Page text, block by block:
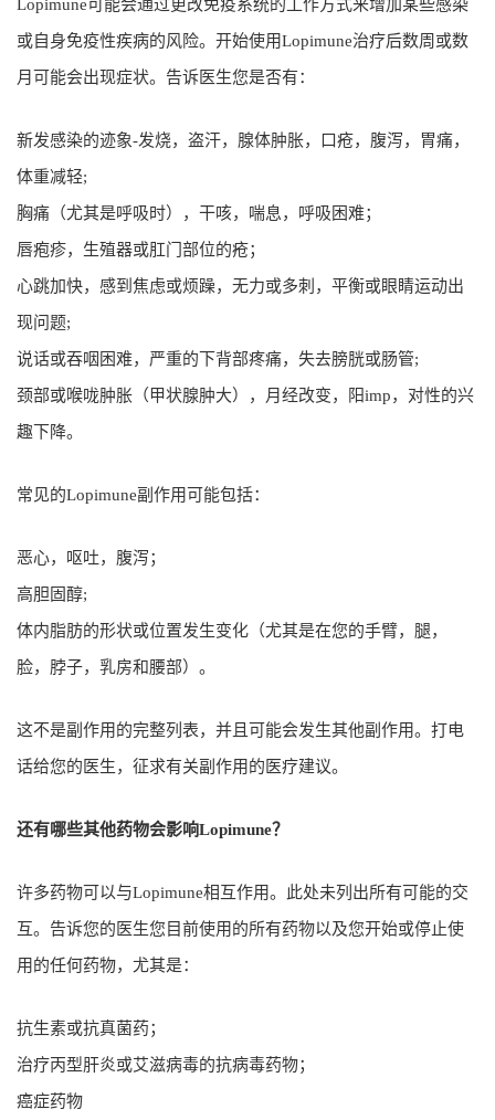
Lopimune可能会通过更改免疫系统的工作方式来增加某些感染
或自身免疫性疾病的风险。开始使用Lopimune治疗后数周或数
月可能会出现症状。告诉医生您是否有：
新发感染的迹象-发烧，盗汗，腺体肿胀，口疮，腹泻，胃痛，
体重减轻;
胸痛（尤其是呼吸时），干咳，喘息，呼吸困难；
唇疱疹，生殖器或肛门部位的疮；
心跳加快，感到焦虑或烦躁，无力或多刺，平衡或眼睛运动出
现问题;
说话或吞咽困难，严重的下背部疼痛，失去膀胱或肠管;
颈部或喉咙肿胀（甲状腺肿大），月经改变，阳imp，对性的兴
趣下降。
常见的Lopimune副作用可能包括：
恶心，呕吐，腹泻；
高胆固醇;
体内脂肪的形状或位置发生变化（尤其是在您的手臂，腿，
脸，脖子，乳房和腰部）。
这不是副作用的完整列表，并且可能会发生其他副作用。打电
话给您的医生，征求有关副作用的医疗建议。
还有哪些其他药物会影响Lopimune？
许多药物可以与Lopimune相互作用。此处未列出所有可能的交
互。告诉您的医生您目前使用的所有药物以及您开始或停止使
用的任何药物，尤其是：
抗生素或抗真菌药；
治疗丙型肝炎或艾滋病毒的抗病毒药物；
癌症药物